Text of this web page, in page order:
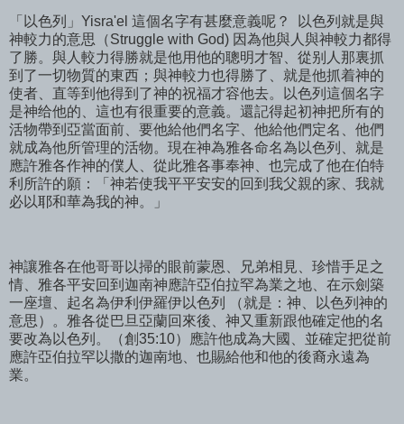
「以色列」Yisra'el 這個名字有甚麼意義呢？ 以色列就是與
神較力的意思（Struggle with God) 因為他與人與神較力都得
了勝。與人較力得勝就是他用他的聰明才智、從别人那裏抓
到了一切物質的東西；與神較力也得勝了、就是他抓着神的
使者、直等到他得到了神的祝福才容他去。以色列這個名字
是神给他的、這也有很重要的意義。還記得起初神把所有的
活物帶到亞當面前、要他給他們名字、他給他們定名、他們
就成為他所管理的活物。現在神為雅各命名為以色列、就是
應許雅各作神的僕人、從此雅各事奉神、也完成了他在伯特
利所許的願：「神若使我平平安安的回到我父親的家、我就
必以耶和華為我的神。」
神讓雅各在他哥哥以掃的眼前蒙恩、兄弟相見、珍惜手足之
情、雅各平安回到迦南神應許亞伯拉罕為業之地、在示劍築
一座壇、起名為伊利伊羅伊以色列 （就是：神、以色列神的
意思）。雅各從巴旦亞蘭回來後、神又重新跟他確定他的名
要改為以色列。（創35:10）應許他成為大國、並確定把從前
應許亞伯拉罕以撒的迦南地、也賜給他和他的後裔永遠為
業。